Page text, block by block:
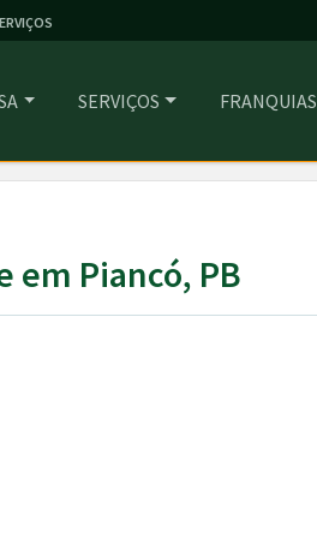
SERVIÇOS FRANQUIAS
em Piancó, PB